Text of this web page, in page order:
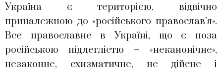
Україна є територією, відвічно
приналежною до «російського православ’я».
Все православне в Україні, що є поза
російською підлеглістю – «неканонічне»,
незаконне, схизматичне, не дійсне і